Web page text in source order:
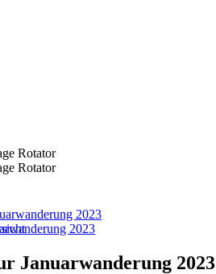
2023
2023
Januarwanderung 2023